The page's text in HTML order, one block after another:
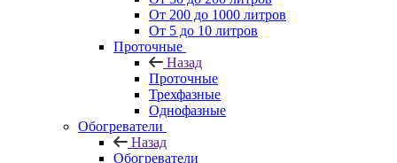
От 200 до 1000 литров
От 5 до 10 литров
Проточные
Назад
Проточные
Трехфазные
Однофазные
Обогреватели
Назад
Обогреватели